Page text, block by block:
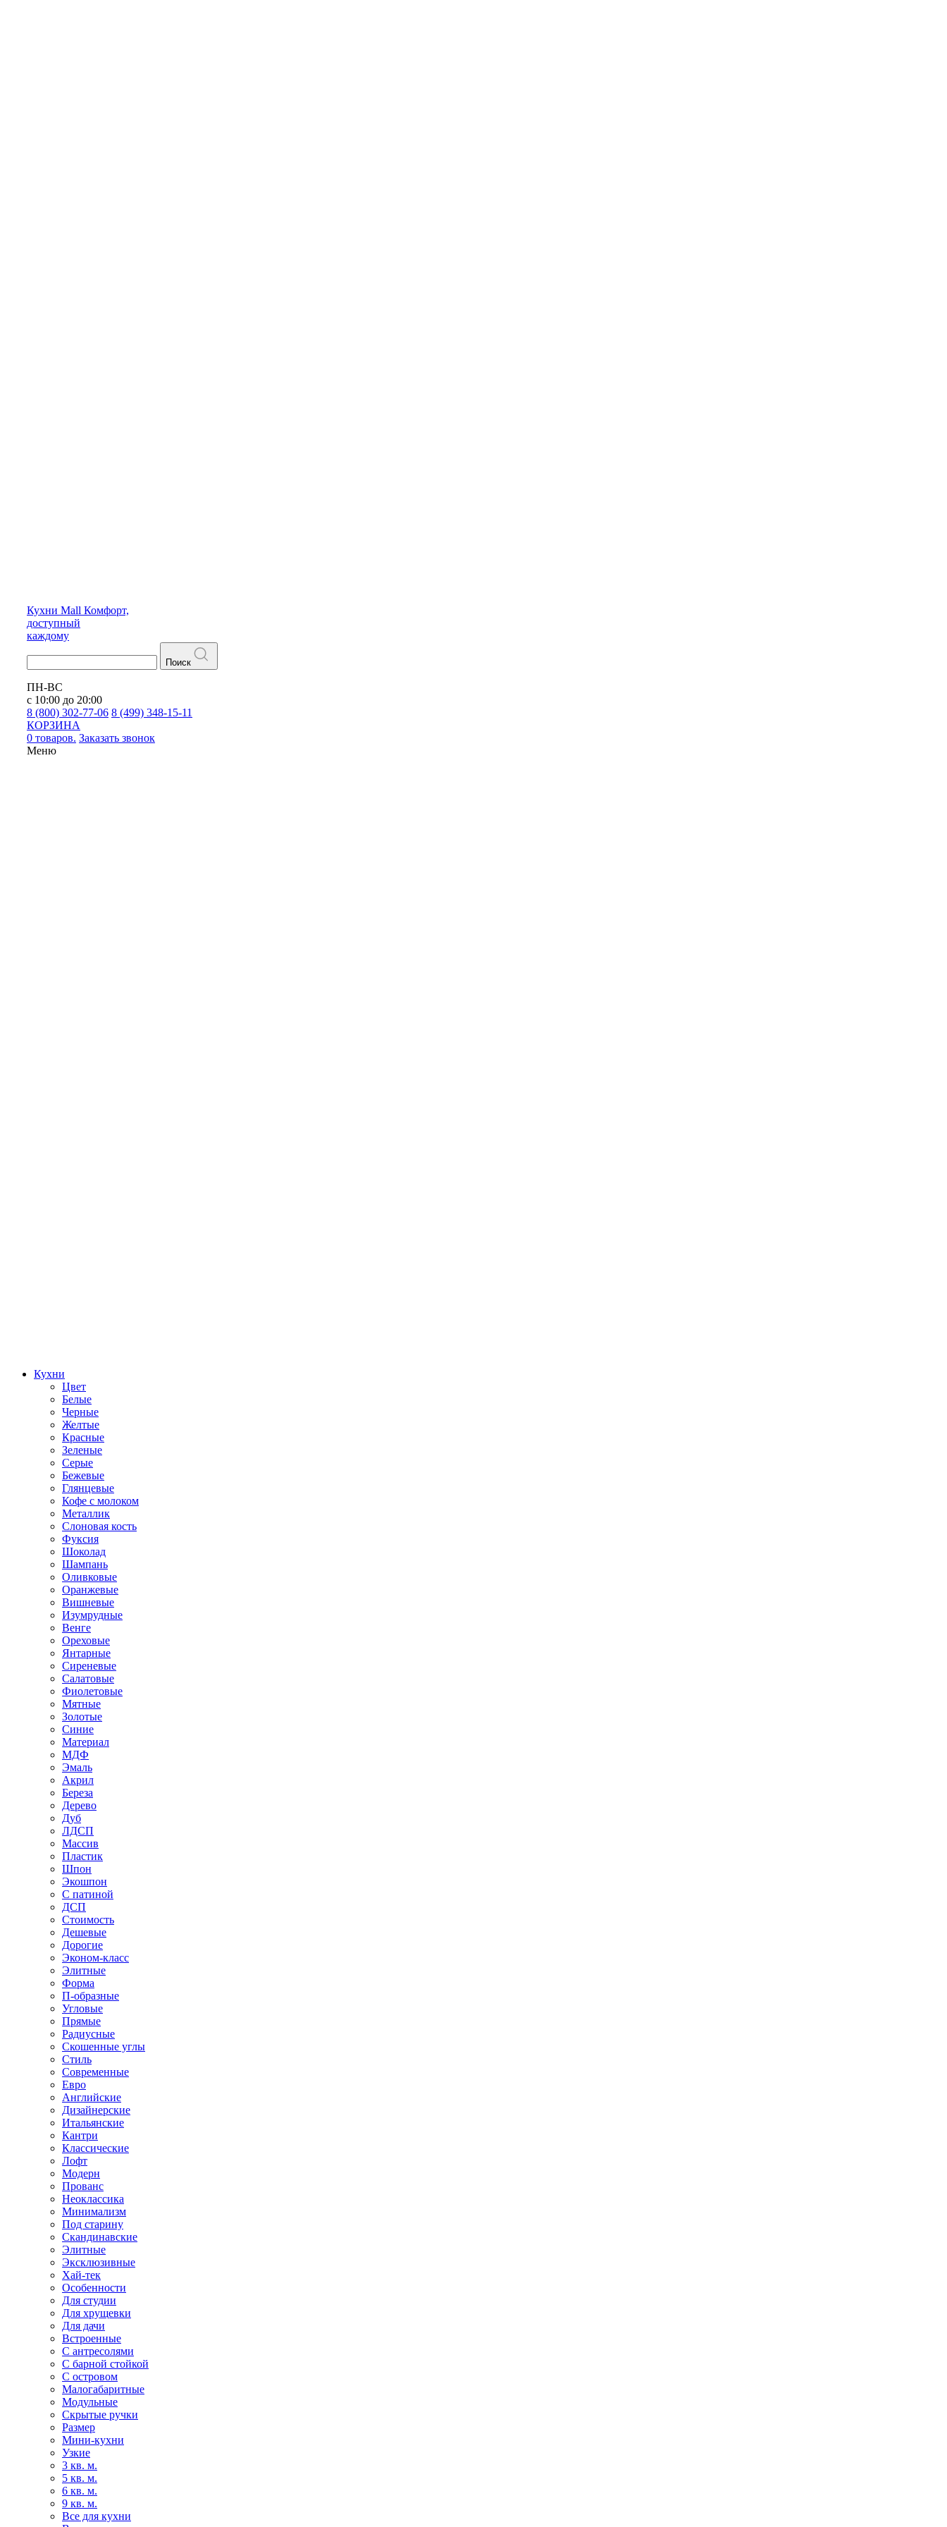
Кухни Mall Комфорт,
доступный
каждому
Поиск
ПН-ВС
с 10:00 до 20:00
8 (800) 302-77-06 8 (499) 348-15-11
КОРЗИНА
0 товаров. Заказать звонок
Меню
Кухни
Цвет
Белые
Черные
Желтые
Красные
Зеленые
Серые
Бежевые
Глянцевые
Кофе с молоком
Металлик
Слоновая кость
Фуксия
Шоколад
Шампань
Оливковые
Оранжевые
Вишневые
Изумрудные
Венге
Ореховые
Янтарные
Сиреневые
Салатовые
Фиолетовые
Мятные
Золотые
Синие
Материал
МДФ
Эмаль
Акрил
Береза
Дерево
Дуб
ЛДСП
Массив
Пластик
Шпон
Экошпон
С патиной
ДСП
Стоимость
Дешевые
Дорогие
Эконом-класс
Элитные
Форма
П-образные
Угловые
Прямые
Радиусные
Скошенные углы
Стиль
Современные
Евро
Английские
Дизайнерские
Итальянские
Кантри
Классические
Лофт
Модерн
Прованс
Неоклассика
Минимализм
Под старину
Скандинавские
Элитные
Эксклюзивные
Хай-тек
Особенности
Для студии
Для хрущевки
Для дачи
Встроенные
С антресолями
С барной стойкой
С островом
Малогабаритные
Модульные
Скрытые ручки
Размер
Мини-кухни
Узкие
3 кв. м.
5 кв. м.
6 кв. м.
9 кв. м.
Все для кухни